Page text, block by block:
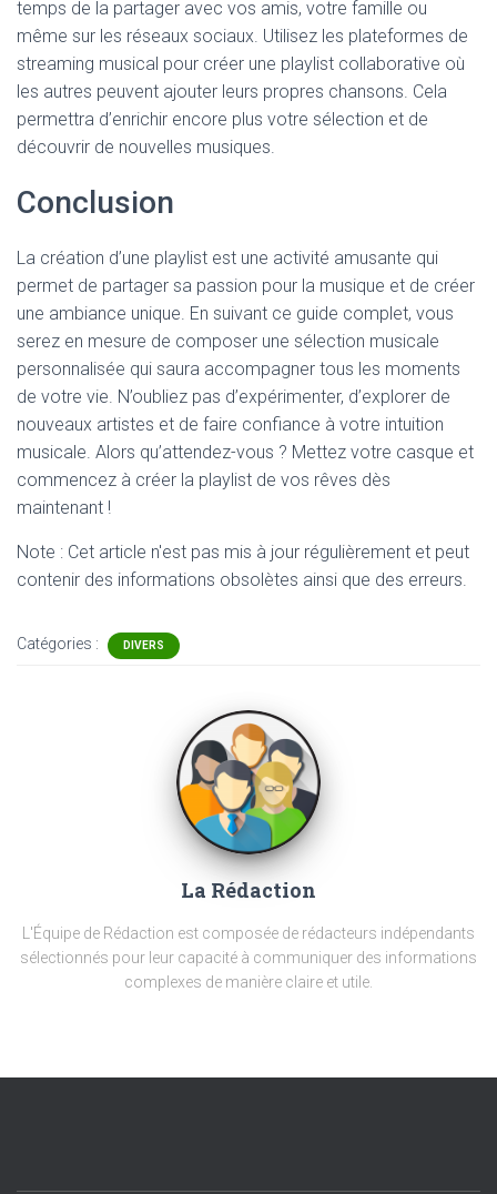
temps de la partager avec vos amis, votre famille ou
même sur les réseaux sociaux. Utilisez les plateformes de
streaming musical pour créer une playlist collaborative où
les autres peuvent ajouter leurs propres chansons. Cela
permettra d’enrichir encore plus votre sélection et de
découvrir de nouvelles musiques.
Conclusion
La création d’une playlist est une activité amusante qui
permet de partager sa passion pour la musique et de créer
une ambiance unique. En suivant ce guide complet, vous
serez en mesure de composer une sélection musicale
personnalisée qui saura accompagner tous les moments
de votre vie. N’oubliez pas d’expérimenter, d’explorer de
nouveaux artistes et de faire confiance à votre intuition
musicale. Alors qu’attendez-vous ? Mettez votre casque et
commencez à créer la playlist de vos rêves dès
maintenant !
Note : Cet article n'est pas mis à jour régulièrement et peut
contenir des informations obsolètes ainsi que des erreurs.
Catégories : DIVERS
La Rédaction
L'Équipe de Rédaction est composée de rédacteurs indépendants
sélectionnés pour leur capacité à communiquer des informations
complexes de manière claire et utile.